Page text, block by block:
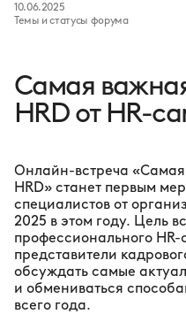
10.06.2025
Темы и статусы форума
Самая
HRD от HR-
Онлайн-встреча
HRD» станет первым
специалистов от
2025 в этом году. Цель
профессионального HR-
представители
обсуждать самые
и обмениваться
всего года.